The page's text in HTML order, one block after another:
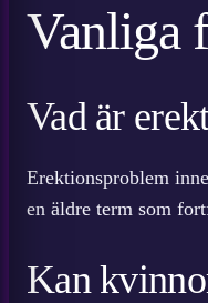
Vanliga
Vad är
Erektionsproblem
en äldre term som
Kan